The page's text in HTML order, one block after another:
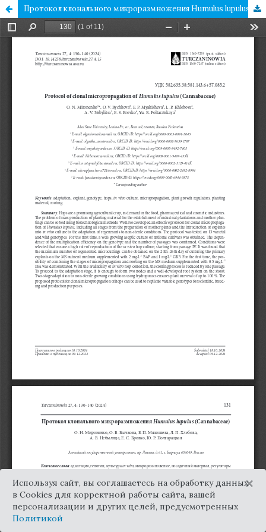
Протокол клонального микроразмножения Humulus lupulus (Cannabaceae)
Используя сайт, вы соглашаетесь на обработку данных
в Cookies для корректной работы сайта, вашей
персонализации и других целей, предусмотренных
Политикой
×